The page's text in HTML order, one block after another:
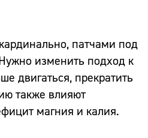
патчами под
изменить подход к
двигаться, прекратить
также влияют
магния и калия.